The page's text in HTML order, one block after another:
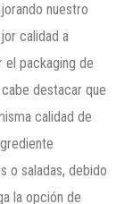
nuestro
calidad a
el packaging de
destacar que
calidad de
o saladas, debido
la opción de